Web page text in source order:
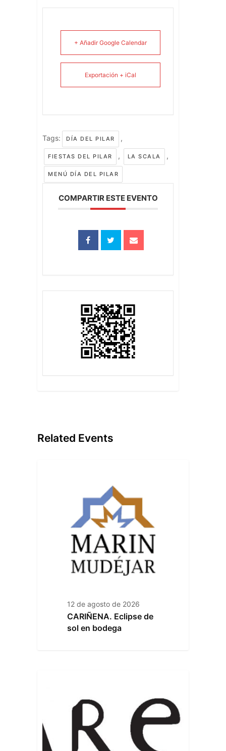
+ Añadir Google Calendar
Exportación + iCal
Tags: DÍA DEL PILAR ,
FIESTAS DEL PILAR , LA SCALA ,
MENÚ DÍA DEL PILAR
COMPARTIR ESTE EVENTO
Related Events
12 de agosto de 2026
CARIÑENA. Eclipse de
sol en bodega